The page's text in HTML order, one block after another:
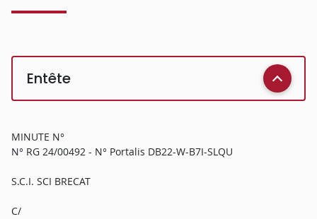
Entête
MINUTE N°
N° RG 24/00492 - N° Portalis DB22-W-B7I-SLQU
S.C.I. SCI BRECAT
C/